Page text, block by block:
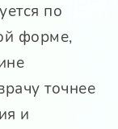
по
форме,
точнее
и